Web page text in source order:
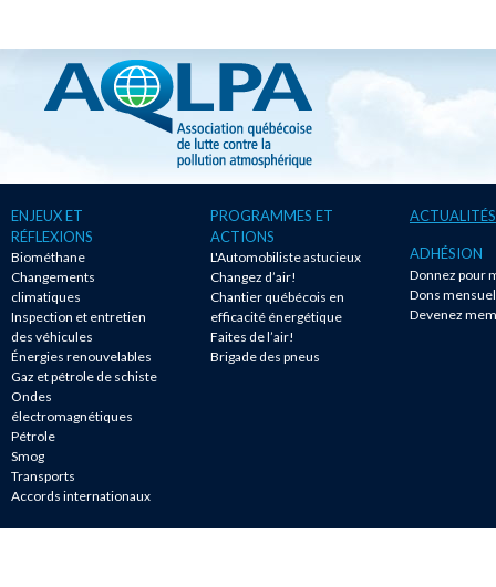
ENJEUX ET
RÉFLEXIONS
Biométhane
Changements
climatiques
Inspection et entretien
des véhicules
Énergies renouvelables
Gaz et pétrole de schiste
Ondes
électromagnétiques
Pétrole
Smog
Transports
Accords internationaux
PROGRAMMES ET
ACTIONS
L'Automobiliste astucieux
Changez d’air!
Chantier québécois en
efficacité énergétique
Faites de l’air!
Brigade des pneus
ACTUALITÉS
ADHÉSION
Donnez pour
Dons
Devenez